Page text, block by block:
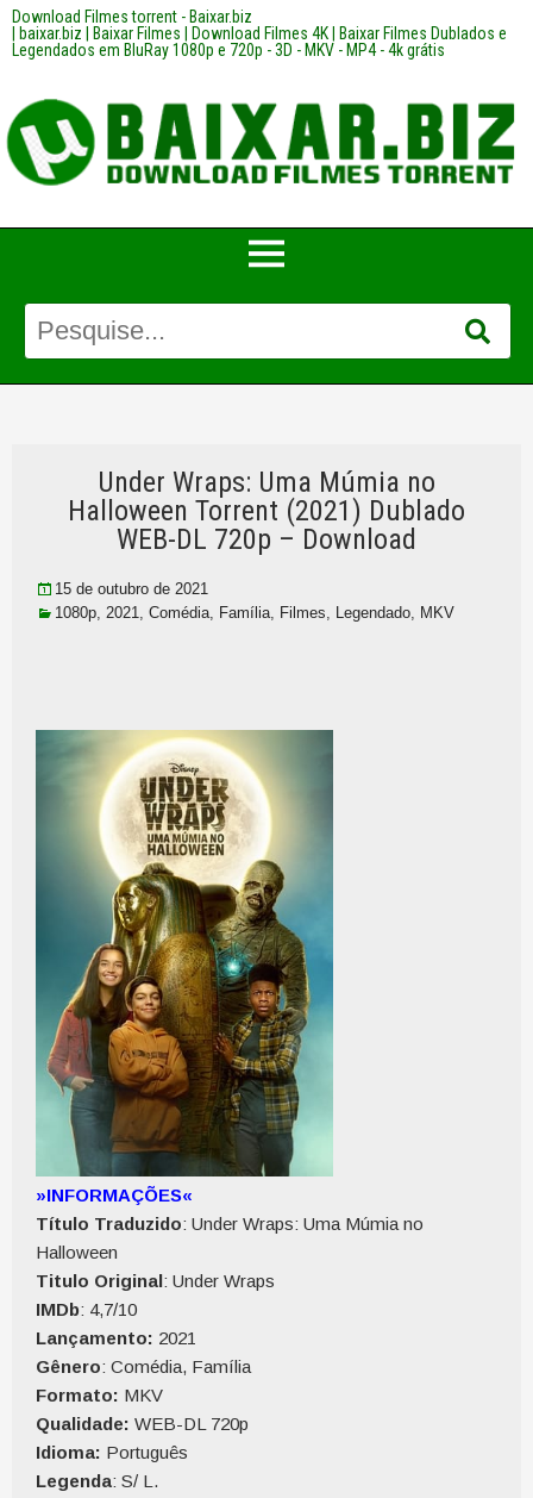
Download Filmes torrent - Baixar.biz
| baixar.biz | Baixar Filmes | Download Filmes 4K | Baixar Filmes Dublados e
Legendados em BluRay 1080p e 720p - 3D - MKV - MP4 - 4k grátis
Under Wraps: Uma Múmia no
Halloween Torrent (2021) Dublado
WEB-DL 720p – Download
15 de outubro de 2021
1080p, 2021, Comédia, Família, Filmes, Legendado, MKV
»INFORMAÇÕES«
Título Traduzido: Under Wraps: Uma Múmia no
Halloween
Titulo Original: Under Wraps
IMDb: 4,7/10
Lançamento: 2021
Gênero: Comédia, Família
Formato: MKV
Qualidade: WEB-DL 720p
Idioma: Português
Legenda: S/ L.